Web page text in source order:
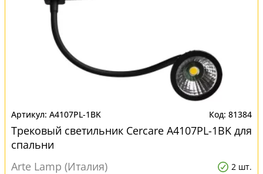
A4107PL-1BK 81384
Трековый светильник Cercare A4107PL-1BK для
спальни
Arte Lamp (Италия)
2 шт.